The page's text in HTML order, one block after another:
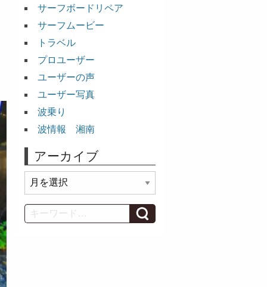
サーフボードリペア
サーフムービー
トラベル
プロユーザー
ユーザーの声
ユーザー写真
波乗り
波情報 湘南
アーカイブ
ー
カ
イ
Search